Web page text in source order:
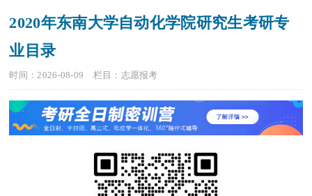
2020年东南大学自动化学院研究生考研专
业目录
时间：2026-08-09 栏目： 志愿报考